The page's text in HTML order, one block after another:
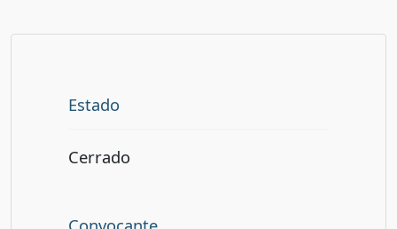
Estado
Cerrado